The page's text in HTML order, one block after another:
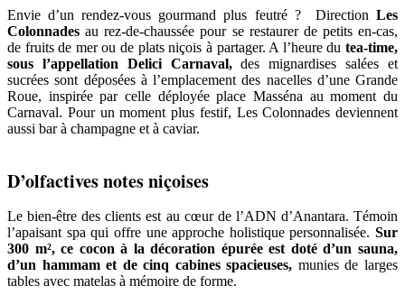
Envie d’un rendez-vous gourmand plus feutré ? Direction Les
Colonnades au rez-de-chaussée pour se restaurer de petits en-cas,
de fruits de mer ou de plats niçois à partager. A l’heure du tea-time,
sous l’appellation Delici Carnaval,des mignardises salées et
sucrées sont déposées à l’emplacement des nacelles d’une Grande
Roue, inspirée par celle déployée place Masséna au moment du
Carnaval. Pour un moment plus festif, Les Colonnades deviennent
aussi bar à champagne et à caviar.
D’olfactives notes niçoises
Le bien-être des clients est au cœur de l’ADN d’Anantara. Témoin
l’apaisant spa qui offre une approche holistique personnalisée. Sur
300 m², ce cocon à la décoration épurée est doté d’un sauna,
d’un hammam et de cinq cabines spacieuses, munies de larges
tables avec matelas à mémoire de forme.